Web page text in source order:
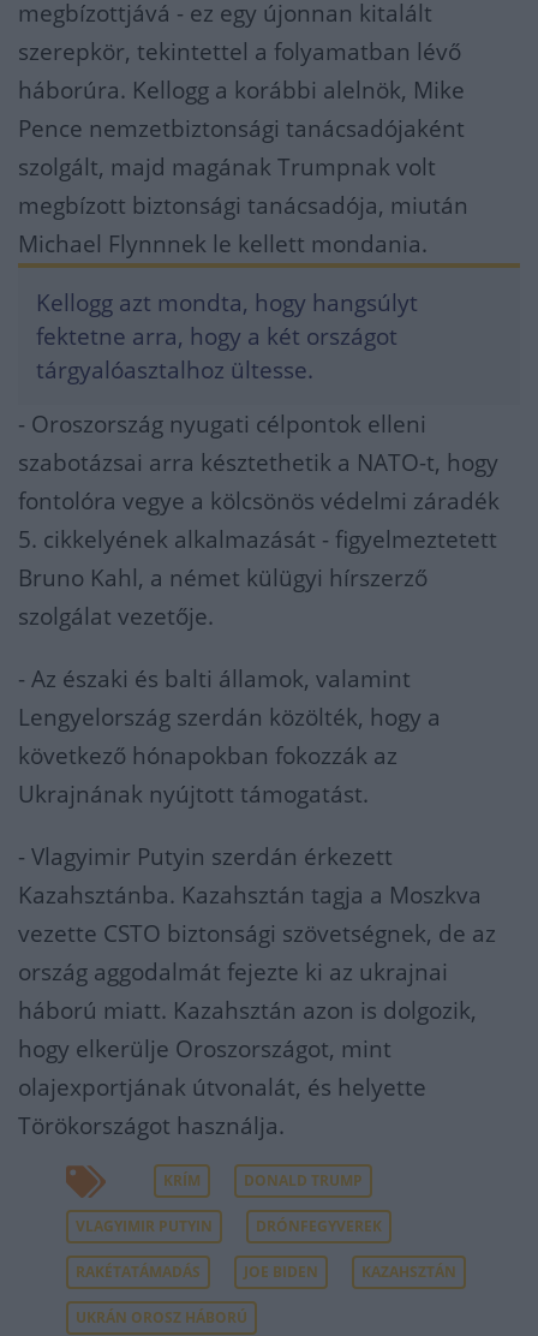
megbízottjává - ez egy újonnan kitalált
szerepkör, tekintettel a folyamatban lévő
háborúra. Kellogg a korábbi alelnök, Mike
Pence nemzetbiztonsági tanácsadójaként
szolgált, majd magának Trumpnak volt
megbízott biztonsági tanácsadója, miután
Michael Flynnnek le kellett mondania.
Kellogg azt mondta, hogy hangsúlyt
fektetne arra, hogy a két országot
tárgyalóasztalhoz ültesse.
- Oroszország nyugati célpontok elleni
szabotázsai arra késztethetik a NATO-t, hogy
fontolóra vegye a kölcsönös védelmi záradék
5. cikkelyének alkalmazását - figyelmeztetett
Bruno Kahl, a német külügyi hírszerző
szolgálat vezetője.
- Az északi és balti államok, valamint
Lengyelország szerdán közölték, hogy a
következő hónapokban fokozzák az
Ukrajnának nyújtott támogatást.
- Vlagyimir Putyin szerdán érkezett
Kazahsztánba. Kazahsztán tagja a Moszkva
vezette CSTO biztonsági szövetségnek, de az
ország aggodalmát fejezte ki az ukrajnai
háború miatt. Kazahsztán azon is dolgozik,
hogy elkerülje Oroszországot, mint
olajexportjának útvonalát, és helyette
Törökországot használja.
KRÍM DONALD TRUMP
VLAGYIMIR PUTYIN DRÓNFEGYVEREK
RAKÉTATÁMADÁS JOE BIDEN KAZAHSZTÁN
UKRÁN OROSZ HÁBORÚ